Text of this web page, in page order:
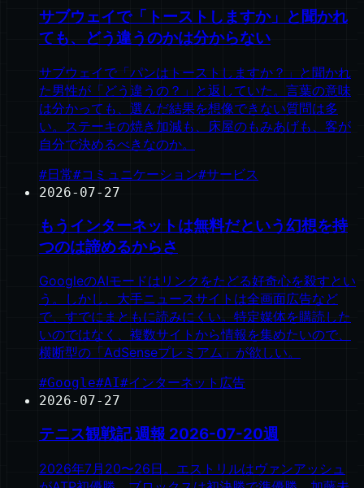
サブウェイで「トーストしますか」と聞かれ
ても、どう違うのかは分からない
サブウェイで「パンはトーストしますか？」と聞かれ
た男性が「どう違うの？」と返していた。言葉の意味
は分かっても、選んだ結果を想像できない質問は多
い。ステーキの焼き加減も、床屋のもみあげも、客が
自分で決めるべきなのか。
#日常#コミュニケーション#サービス
2026-07-27
もうインターネットは無料だという幻想を持
つのは諦めるからさ
GoogleのAIモードはリンクをたどる好奇心を殺すとい
う。しかし、大手ニュースサイトは全画面広告など
で、すでにまともに読みにくい。特定媒体を購読した
いのではなく、複数サイトから情報を集めたいので、
横断型の「AdSenseプレミアム」が欲しい。
#Google#AI#インターネット広告
2026-07-27
テニス観戦記 週報 2026-07-20週
2026年7月20〜26日。エストリルはヴァンアッシュ